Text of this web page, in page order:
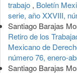
trabajo , Boletín
serie, año XXVIII,
Santiago Barajas
Retiro de los
Mexicano de
número 76, enero-
Santiago Barajas